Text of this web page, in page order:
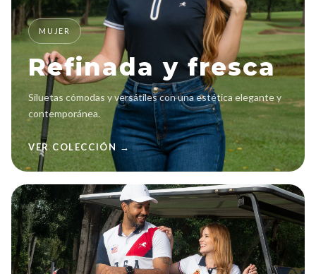
MUJER
Refinada y fresca
Siluetas cómodas y versátiles con una estética elegante y
contemporánea.
VER COLECCIÓN →